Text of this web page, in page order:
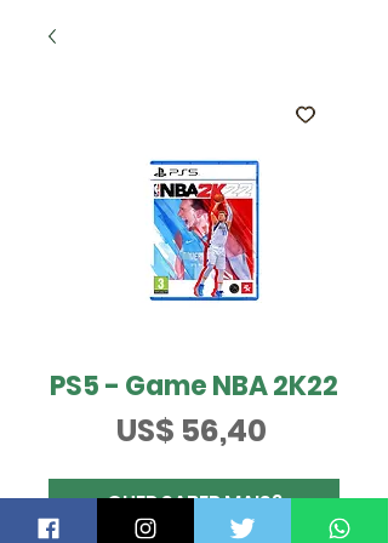
PS5 - Game NBA 2K22
US$ 56,40Preço
QUER SABER MAIS?